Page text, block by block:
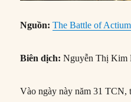
Nguồn:The Battle of
Biên dịch: Nguyễn Thị Kim
Vào ngày này năm 31 TCN,